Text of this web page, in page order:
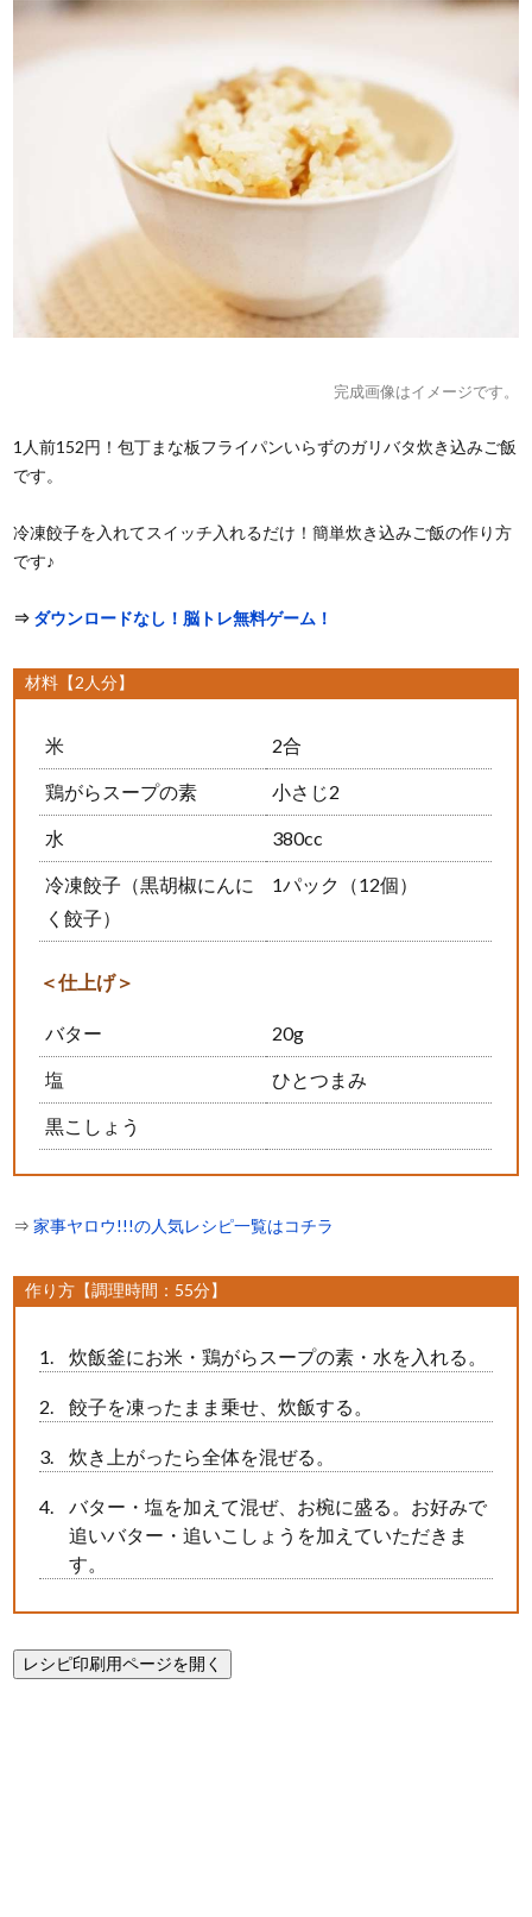
完成画像はイメージです。
1人前152円！包丁まな板フライパンいらずのガリバタ炊き込みご飯
です。
冷凍餃子を入れてスイッチ入れるだけ！簡単炊き込みご飯の作り方
です♪
⇒ ダウンロードなし！脳トレ無料ゲーム！
材料【2人分】
米 2合
鶏がらスープの素 小さじ2
水 380cc
冷凍餃子（黒胡椒にんに
く餃子）
1パック（12個）
＜仕上げ＞
バター 20g
塩 ひとつまみ
黒こしょう
⇒家事ヤロウ!!!の人気レシピ一覧はコチラ
作り方【調理時間：55分】
炊飯釜にお米・鶏がらスープの素・水を入れる。
餃子を凍ったまま乗せ、炊飯する。
炊き上がったら全体を混ぜる。
バター・塩を加えて混ぜ、お椀に盛る。お好みで
追いバター・追いこしょうを加えていただきま
す。